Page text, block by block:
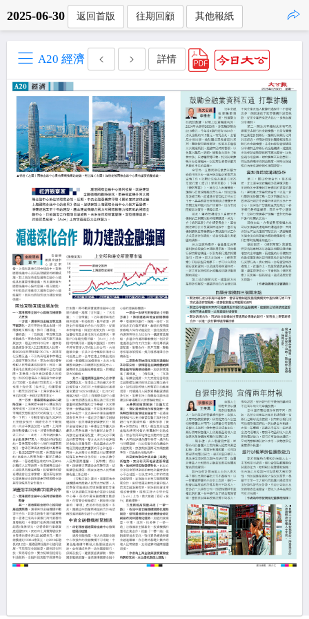
2025-06-30 返回首版 往期回顧 其他報紙
A20 經濟 詳情